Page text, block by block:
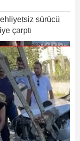
sürücü
çarptı